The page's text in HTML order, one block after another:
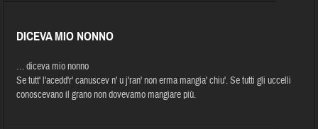
DICEVA MIO NONNO
… diceva mio nonno
Se tutt' l'acedd'r' canuscev n' u j'ran' non erma mangia' chiu'. Se tutti gli uccelli
conoscevano il grano non dovevamo mangiare più.